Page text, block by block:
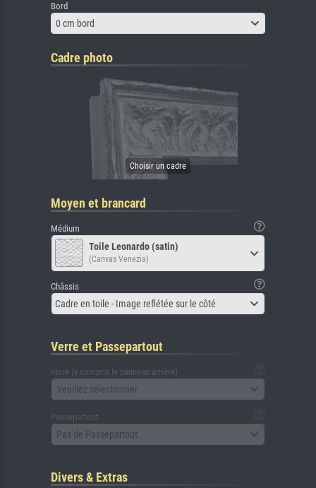
Bord
0 cm bord
Cadre photo
Moyen et brancard
Médium
Toile Leonardo (satin)
(Canvas Venezia)
Châssis
Cadre en toile - Image reflétée sur le côté
Verre et Passepartout
verre (y compris le panneau arrière)
Veuillez sélectionner
Passepartout
Pas de Passepartout
Divers & Extras